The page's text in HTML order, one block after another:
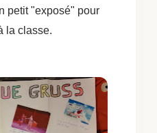
petit "exposé" pour
la classe.